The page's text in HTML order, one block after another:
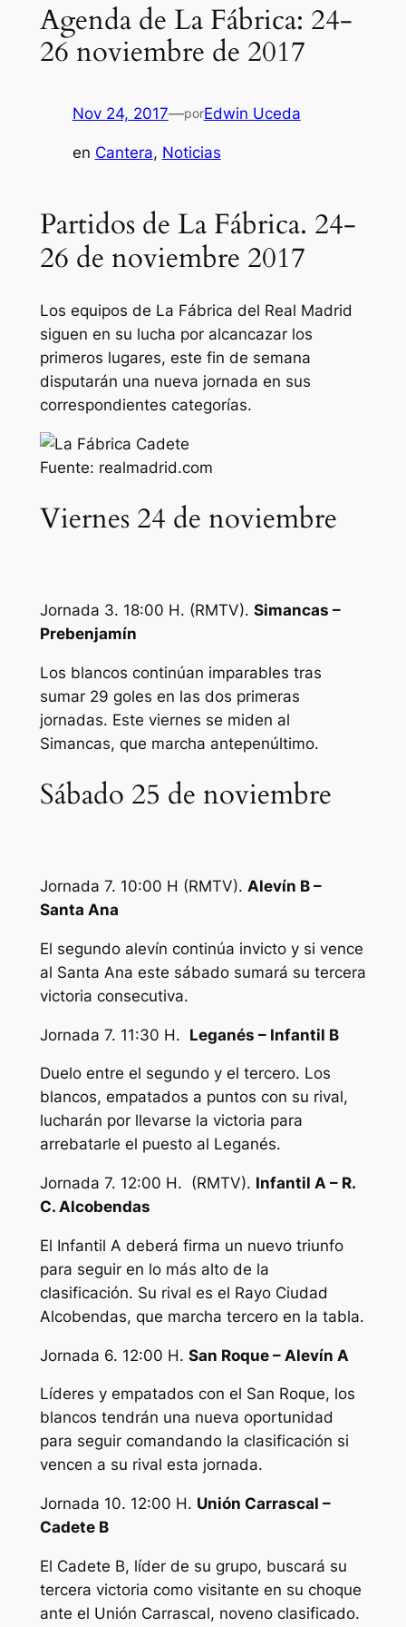
Agenda de La Fábrica: 24-
26 noviembre de 2017
Nov 24, 2017—porEdwin Uceda
en Cantera, Noticias
Partidos de La Fábrica. 24-
26 de noviembre 2017
Los equipos de La Fábrica del Real Madrid
siguen en su lucha por alcancazar los
primeros lugares, este fin de semana
disputarán una nueva jornada en sus
correspondientes categorías.
Fuente: realmadrid.com
Viernes 24 de noviembre
Jornada 3. 18:00 H. (RMTV). Simancas –
Prebenjamín
Los blancos continúan imparables tras
sumar 29 goles en las dos primeras
jornadas. Este viernes se miden al
Simancas, que marcha antepenúltimo.
Sábado 25 de noviembre
Jornada 7. 10:00 H (RMTV). Alevín B –
Santa Ana
El segundo alevín continúa invicto y si vence
al Santa Ana este sábado sumará su tercera
victoria consecutiva.
Jornada 7. 11:30 H. Leganés – Infantil B
Duelo entre el segundo y el tercero. Los
blancos, empatados a puntos con su rival,
lucharán por llevarse la victoria para
arrebatarle el puesto al Leganés.
Jornada 7. 12:00 H. (RMTV). Infantil A – R.
C. Alcobendas
El Infantil A deberá firma un nuevo triunfo
para seguir en lo más alto de la
clasificación. Su rival es el Rayo Ciudad
Alcobendas, que marcha tercero en la tabla.
Jornada 6. 12:00 H. San Roque – Alevín A
Líderes y empatados con el San Roque, los
blancos tendrán una nueva oportunidad
para seguir comandando la clasificación si
vencen a su rival esta jornada.
Jornada 10. 12:00 H. Unión Carrascal –
Cadete B
El Cadete B, líder de su grupo, buscará su
tercera victoria como visitante en su choque
ante el Unión Carrascal, noveno clasificado.